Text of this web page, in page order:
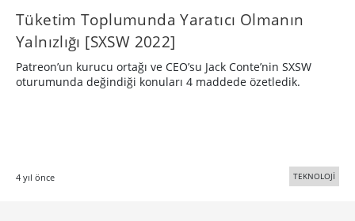
Tüketim Toplumunda Yaratıcı Olmanın
Yalnızlığı [SXSW 2022]
Patreon’un kurucu ortağı ve CEO’su Jack Conte’nin SXSW
oturumunda değindiği konuları 4 maddede özetledik.
4 yıl önce TEKNOLOJİ